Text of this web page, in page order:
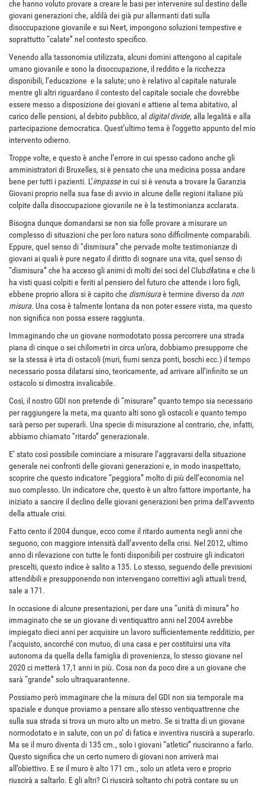
che hanno voluto provare a creare le basi per intervenire sul destino delle
giovani generazioni che, aldilà dei già pur allarmanti dati sulla
disoccupazione giovanile e sui Neet, impongono soluzioni tempestive e
soprattutto “calate” nel contesto specifico.
Venendo alla tassonomia utilizzata, alcuni domini attengono al capitale
umano giovanile e sono la disoccupazione, il reddito e la ricchezza
disponibili, l’educazione e la salute; uno è relativo al capitale naturale
mentre gli altri riguardano il contesto del capitale sociale che dovrebbe
essere messo a disposizione dei giovani e attiene al tema abitativo, al
carico delle pensioni, al debito pubblico, al digital divide, alla legalità e alla
partecipazione democratica. Quest’ultimo tema è l’oggetto appunto del mio
intervento odierno.
Troppe volte, e questo è anche l’errore in cui spesso cadono anche gli
amministratori di Bruxelles, si è pensato che una medicina possa andare
bene per tutti i pazienti. L’impassein cui si è venuta a trovare la Garanzia
Giovani proprio nella sua fase di avvio in alcune delle regioni italiane più
colpite dalla disoccupazione giovanile ne è la testimonianza acclarata.
Bisogna dunque domandarsi se non sia folle provare a misurare un
complesso di situazioni che per loro natura sono difficilmente comparabili.
Eppure, quel senso di “dismisura” che pervade molte testimonianze di
giovani ai quali è pure negato il diritto di sognare una vita, quel senso di
“dismisura” che ha acceso gli animi di molti dei soci del Clubdilatina e che li
ha visti quasi colpiti e feriti al pensiero del futuro che attende i loro figli,
ebbene proprio allora si è capito che dismisuraè termine diverso da non
misura. Una cosa è talmente lontana da non poter essere vista, ma questo
non significa non possa essere raggiunta.
Immaginando che un giovane normodotato possa percorrere una strada
piana di cinque o sei chilometri in circa un’ora, dobbiamo presupporre che
se la stessa è irta di ostacoli (muri, fiumi senza ponti, boschi ecc.) il tempo
necessario possa dilatarsi sino, teoricamente, ad arrivare all’infinito se un
ostacolo si dimostra invalicabile.
Così, il nostro GDI non pretende di “misurare” quanto tempo sia necessario
per raggiungere la meta, ma quanto alti sono gli ostacoli e quanto tempo
sarà perso per superarli. Una specie di misurazione al contrario, che, infatti,
abbiamo chiamato “ritardo” generazionale.
E’ stato così possibile cominciare a misurare l’aggravarsi della situazione
generale nei confronti delle giovani generazioni e, in modo inaspettato,
scoprire che questo indicatore “peggiora” molto di più dell’economia nel
suo complesso. Un indicatore che, questo è un altro fattore importante, ha
iniziato a sancire il declino delle giovani generazioni ben prima dell’avvento
della attuale crisi.
Fatto cento il 2004 dunque, ecco come il ritardo aumenta negli anni che
seguono, con maggiore intensità dall’avvento della crisi. Nel 2012, ultimo
anno di rilevazione con tutte le fonti disponibili per costruire gli indicatori
prescelti, questo indice è salito a 135. Lo stesso, seguendo delle previsioni
attendibili e presupponendo non intervengano correttivi agli attuali trend,
sale a 171.
In occasione di alcune presentazioni, per dare una “unità di misura” ho
immaginato che se un giovane di ventiquattro anni nel 2004 avrebbe
impiegato dieci anni per acquisire un lavoro sufficientemente redditizio, per
l’acquisto, ancorché con mutuo, di una casa e per costituirsi una vita
autonoma da quella della famiglia di provenienza, lo stesso giovane nel
2020 ci metterà 17,1 anni in più. Cosa non da poco dire a un giovane che
sarà “grande” solo ultraquarantenne.
Possiamo però immaginare che la misura del GDI non sia temporale ma
spaziale e dunque proviamo a pensare allo stesso ventiquattrenne che
sulla sua strada si trova un muro alto un metro. Se si tratta di un giovane
normodotato e in salute, con un po’ di fatica e inventiva riuscirà a superarlo.
Ma se il muro diventa di 135 cm., solo i giovani “atletici” riusciranno a farlo.
Questo significa che un certo numero di giovani non arriverà mai
all’obiettivo. E se il muro è alto 171 cm., solo un atleta vero e proprio
riuscirà a saltarlo. E gli altri? Ci riuscirà soltanto chi potrà contare su un